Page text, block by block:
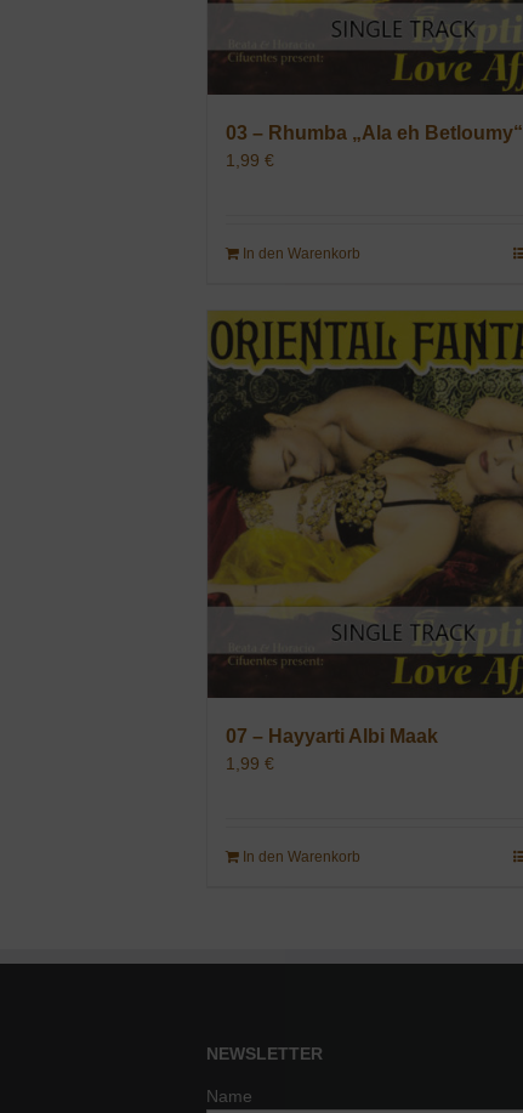
03 – Rhumba „Ala eh Betloumy“
1,99 €
In den Warenkorb
07 – Hayyarti Albi Maak
1,99 €
In den Warenkorb
NEWSLETTER
Name